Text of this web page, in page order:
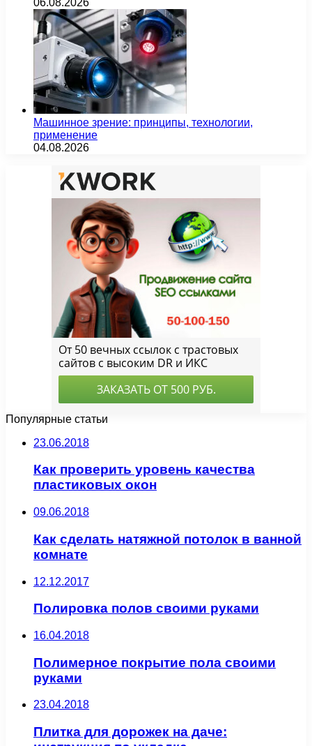
Машинное зрение: принципы, технологии,
применение
04.08.2026
Популярные статьи
23.06.2018
Как проверить уровень качества
пластиковых окон
09.06.2018
Как сделать натяжной потолок в ванной
комнате
12.12.2017
Полировка полов своими руками
16.04.2018
Полимерное покрытие пола своими
руками
23.04.2018
Плитка для дорожек на даче: